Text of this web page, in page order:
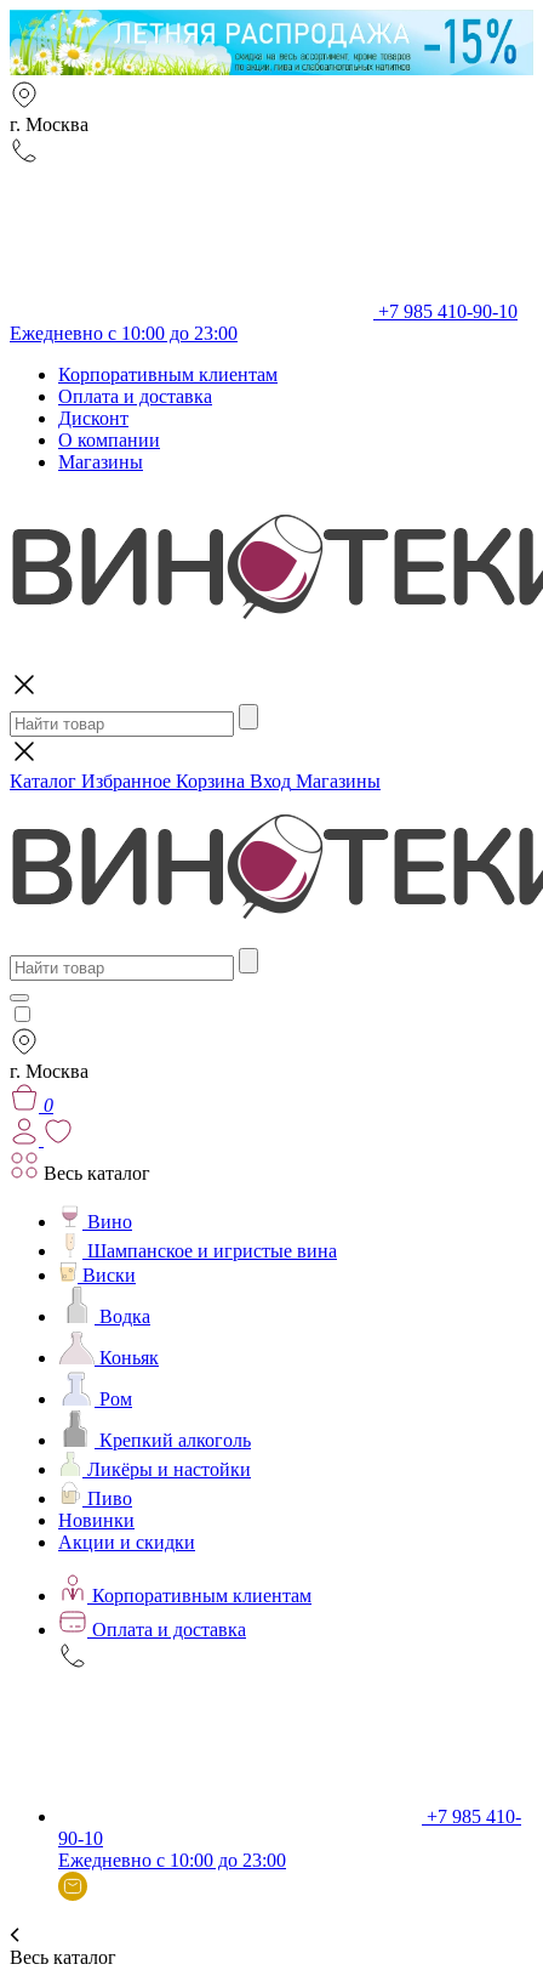
г. Москва
+7 985 410-90-10
Ежедневно с 10:00 до 23:00
Корпоративным клиентам
Оплата и доставка
Дисконт
О компании
Магазины
Каталог Избранное Корзина Вход Магазины
г. Москва
0
Весь каталог
Вино
Шампанское и игристые вина
Виски
Водка
Коньяк
Ром
Крепкий алкоголь
Ликёры и настойки
Пиво
Новинки
Акции и скидки
Корпоративным клиентам
Оплата и доставка
+7 985 410-
90-10
Ежедневно с 10:00 до 23:00
Весь каталог